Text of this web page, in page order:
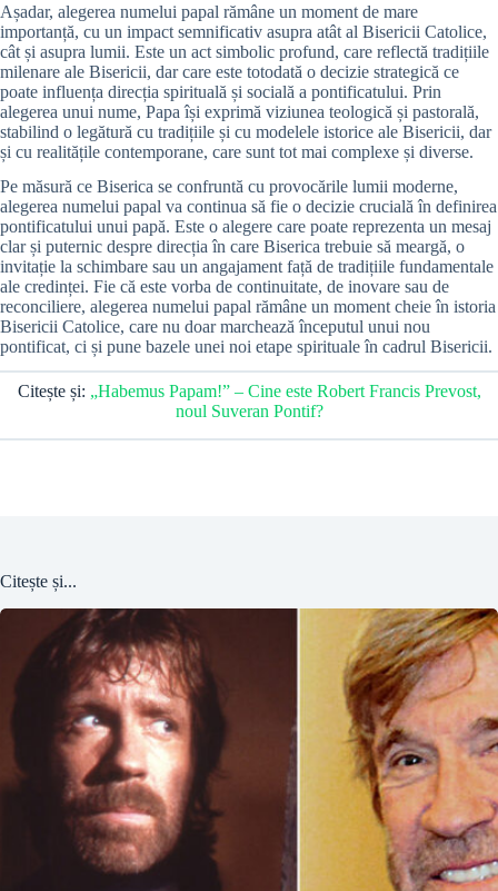
Așadar, alegerea numelui papal rămâne un moment de mare
importanță, cu un impact semnificativ asupra atât al Bisericii Catolice,
cât și asupra lumii. Este un act simbolic profund, care reflectă tradițiile
milenare ale Bisericii, dar care este totodată o decizie strategică ce
poate influența direcția spirituală și socială a pontificatului. Prin
alegerea unui nume, Papa își exprimă viziunea teologică și pastorală,
stabilind o legătură cu tradițiile și cu modelele istorice ale Bisericii, dar
și cu realitățile contemporane, care sunt tot mai complexe și diverse.
Pe măsură ce Biserica se confruntă cu provocările lumii moderne,
alegerea numelui papal va continua să fie o decizie crucială în definirea
pontificatului unui papă. Este o alegere care poate reprezenta un mesaj
clar și puternic despre direcția în care Biserica trebuie să meargă, o
invitație la schimbare sau un angajament față de tradițiile fundamentale
ale credinței. Fie că este vorba de continuitate, de inovare sau de
reconciliere, alegerea numelui papal rămâne un moment cheie în istoria
Bisericii Catolice, care nu doar marchează începutul unui nou
pontificat, ci și pune bazele unei noi etape spirituale în cadrul Bisericii.
Citește și: „Habemus Papam!” – Cine este Robert Francis Prevost,
noul Suveran Pontif?
Citește și...